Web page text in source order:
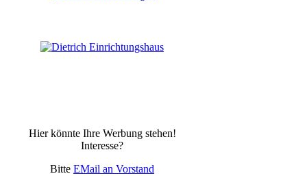
Hier könnte Ihre Werbung stehen!
Interesse?
Bitte EMail an Vorstand